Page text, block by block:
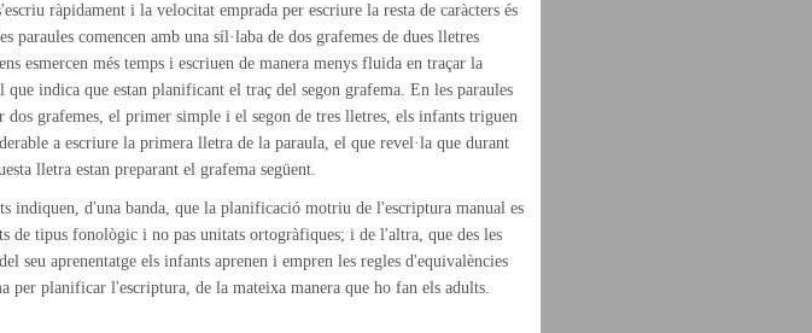
ràpidament i la velocitat emprada per escriure la resta de caràcters és
paraules comencen amb una síl·laba de dos grafemes de dues lletres
esmercen més temps i escriuen de manera menys fluida en traçar la
que indica que estan planificant el traç del segon grafema. En les paraules
dos grafemes, el primer simple i el segon de tres lletres, els infants triguen
a escriure la primera lletra de la paraula, el que revel·la que durant
lletra estan preparant el grafema següent.
indiquen, d'una banda, que la planificació motriu de l'escriptura manual es
de tipus fonològic i no pas unitats ortogràfiques; i de l'altra, que des les
seu aprenentatge els infants aprenen i empren les regles d'equivalències
per planificar l'escriptura, de la mateixa manera que ho fan els adults.